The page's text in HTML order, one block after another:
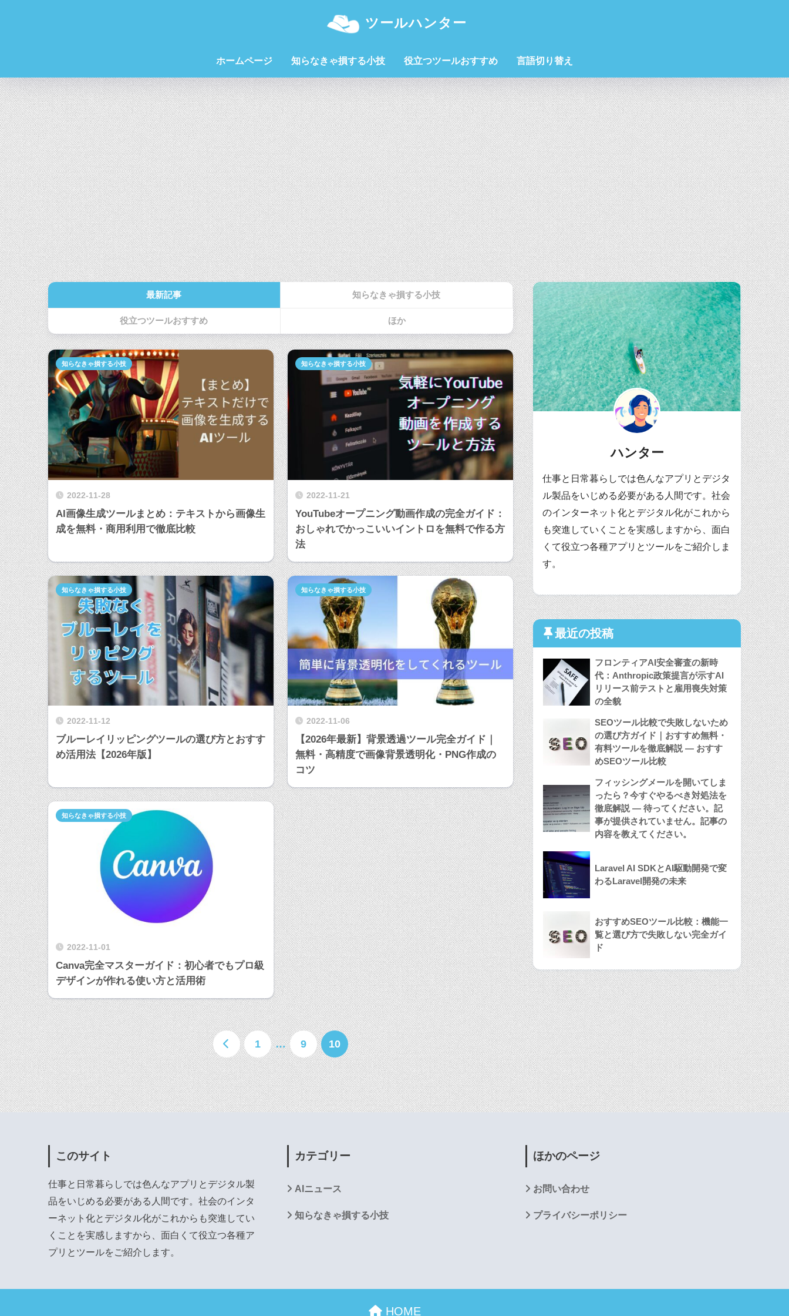
ツールハンター
ホームページ 知らなきゃ損する小技 役立つツールおすすめ 言語切り替え
最新記事 知らなきゃ損する小技
役立つツールおすすめ ほか
2022-11-28
AI画像生成ツールまとめ：テキストから画像生
成を無料・商用利用で徹底比較
知らなきゃ損する小技
2022-11-21
YouTubeオープニング動画作成の完全ガイド：
おしゃれでかっこいいイントロを無料で作る方
法
知らなきゃ損する小技
2022-11-12
ブルーレイリッピングツールの選び方とおすす
め活用法【2026年版】
知らなきゃ損する小技
2022-11-06
【2026年最新】背景透過ツール完全ガイド｜
無料・高精度で画像背景透明化・PNG作成の
コツ
知らなきゃ損する小技
2022-11-01
Canva完全マスターガイド：初心者でもプロ級
デザインが作れる使い方と活用術
知らなきゃ損する小技
1 … 9 10
ハンター
仕事と日常暮らしでは色んなアプリとデジタ
ル製品をいじめる必要がある人間です。社会
のインターネット化とデジタル化がこれから
も突進していくことを実感しますから、面白
くて役立つ各種アプリとツールをご紹介しま
す。
最近の投稿
フロンティアAI安全審査の新時
代：Anthropic政策提言が示すAI
リリース前テストと雇用喪失対策
の全貌
SEOツール比較で失敗しないため
の選び方ガイド｜おすすめ無料・
有料ツールを徹底解説 — おすす
めSEOツール比較
フィッシングメールを開いてしま
ったら？今すぐやるべき対処法を
徹底解説 — 待ってください。記
事が提供されていません。記事の
内容を教えてください。
Laravel AI SDKとAI駆動開発で変
わるLaravel開発の未来
おすすめSEOツール比較：機能一
覧と選び方で失敗しない完全ガイ
ド
このサイト
仕事と日常暮らしでは色んなアプリとデジタル製
品をいじめる必要がある人間です。社会のインタ
ーネット化とデジタル化がこれからも突進してい
くことを実感しますから、面白くて役立つ各種ア
プリとツールをご紹介します。
カテゴリー
AIニュース
知らなきゃ損する小技
ほかのページ
お問い合わせ
プライバシーポリシー
HOME